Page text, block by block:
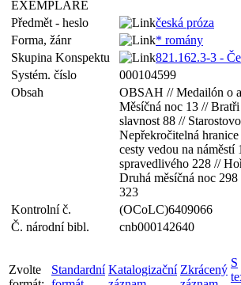
EXEMPLÁŘE
Předmět - heslo
česká próza
Forma, žánr
* romány
Skupina Konspektu
821.162.3-3 -
Systém. číslo
000104599
Obsah
OBSAH // Medailón o
Měsíčná noc 13 //
slavnost 88 //
Nepřekročitelná
cesty vedou na náměstí
spravedlivého 228 //
Druhá měsíčná noc
323
Kontrolní č.
(OCoLC)6409066
Č. národní bibl.
cnb000142640
Zvolte
Standardní Katalogizační Zkrácený
S